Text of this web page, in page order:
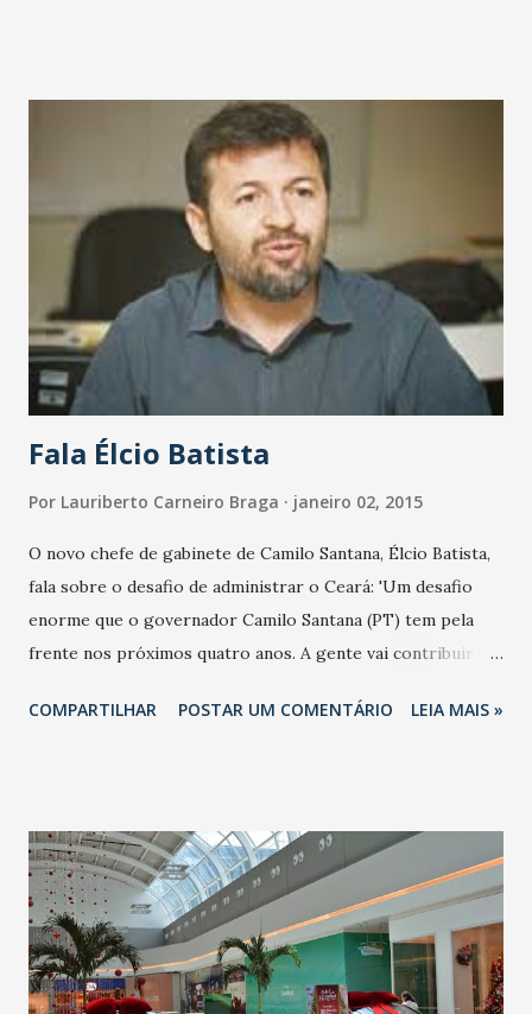
Teixeira. Em discurso, Occhi agradeceu a forma republicana
como Teixeira se comportou no cargo e conduziu a
transição. O novo ministro assumiu o compromisso de
continuar o trabalho da Pasta na ampliação da
infraestrutura hídrica do País e fortalecimento de sua
capacidade de resposta a eventos naturais. A preocupação
com a questão hídrica, disse Occhi, é de âmbito mundial e
afeta não só o Nordeste, mas todo o Brasil. Ele disse que se
empenhará para ampliar a capilaridade da atua...
Fala Élcio Batista
Por Lauriberto Carneiro Braga janeiro 02, 2015
O novo chefe de gabinete de Camilo Santana, Élcio Batista,
fala sobre o desafio de administrar o Ceará: 'Um desafio
enorme que o governador Camilo Santana (PT) tem pela
frente nos próximos quatro anos. A gente vai contribuir
somente por aqueles que estão no Governo. Será vencida
durante a campanha, mas também, óbvio alguns resultados
que foram traçados e estavam em execução pelo ex-
governador Cid Gomes'.
COMPARTILHAR POSTAR UM COMENTÁRIO LEIA MAIS »